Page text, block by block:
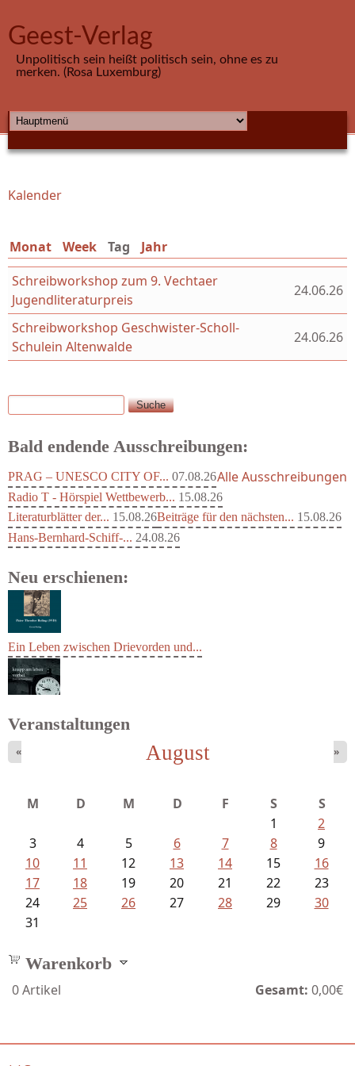
Geest-Verlag
Unpolitisch sein heißt politisch sein, ohne es zu
merken. (Rosa Luxemburg)
HAUPTMENÜ
Sie sind hier
Kalender
Monat Week Tag (aktiver Reiter)
Jahr
Schreibworkshop zum 9. Vechtaer
Jugendliteraturpreis
24.06.26
Schreibworkshop Geschwister-Scholl-
Schulein Altenwalde
24.06.26
Suchformular
Suche
Bald endende Ausschreibungen:
PRAG – UNESCO CITY OF... 07.08.26
Radio T - Hörspiel Wettbewerb... 15.08.26
Literaturblätter der... 15.08.26Beiträge für den nächsten... 15.08.26
Hans-Bernhard-Schiff-... 24.08.26
Alle Ausschreibungen
Neu erschienen:
Ein Leben zwischen Drievorden und...
Veranstaltungen
August
« »
M D M D F S
S
1
2
3
4 5 6 7 8
9
10
11 12 13 14 15
16
17
18 19 20 21 22
23
24
25 26 27 28 29
30
31
Warenkorb
0Artikel Gesamt: 0,00€